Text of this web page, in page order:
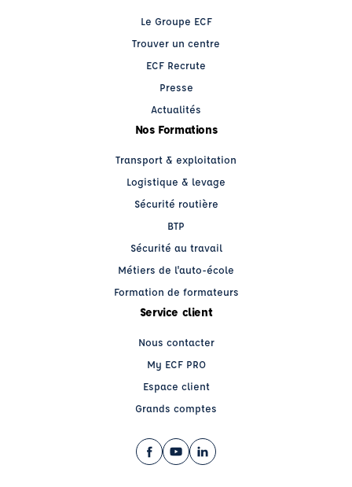
Le Groupe ECF
Trouver un centre
ECF Recrute
Presse
Actualités
Nos Formations
Transport & exploitation
Logistique & levage
Sécurité routière
BTP
Sécurité au travail
Métiers de l'auto-école
Formation de formateurs
Service client
Nous contacter
My ECF PRO
Espace client
Grands comptes
Facebook (nouvelle fenêtre)
YouTube (nouvelle fenêtre)
LinkedIn (nouvelle fenêtre)